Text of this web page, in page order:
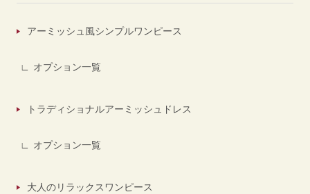
アーミッシュ風シンプルワンピース
オプション一覧
トラディショナルアーミッシュドレス
オプション一覧
大人のリラックスワンピース